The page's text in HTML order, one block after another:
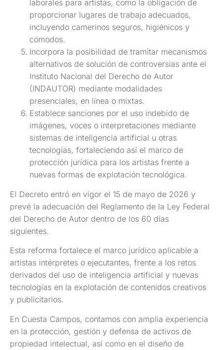
laborales para artistas, como la obligación de
proporcionar lugares de trabajo adecuados,
incluyendo camerinos seguros, higiénicos y
cómodos.
Incorpora la posibilidad de tramitar mecanismos
alternativos de solución de controversias ante el
Instituto Nacional del Derecho de Autor
(INDAUTOR) mediante modalidades
presenciales, en línea o mixtas.
Establece sanciones por el uso indebido de
imágenes, voces o interpretaciones mediante
sistemas de inteligencia artificial u otras
tecnologías, fortaleciendo así el marco de
protección jurídica para los artistas frente a
nuevas formas de explotación tecnológica.
El Decreto entró en vigor el 15 de mayo de 2026 y
prevé la adecuación del Reglamento de la Ley Federal
del Derecho de Autor dentro de los 60 días
siguientes.
Esta reforma fortalece el marco jurídico aplicable a
artistas intérpretes o ejecutantes, frente a los retos
derivados del uso de inteligencia artificial y nuevas
tecnologías en la explotación de contenidos creativos
y publicitarios.
En Cuesta Campos, contamos con amplia experiencia
en la protección, gestión y defensa de activos de
propiedad intelectual, así como en el diseño de